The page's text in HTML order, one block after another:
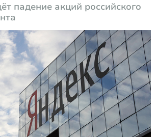
падение акций российского